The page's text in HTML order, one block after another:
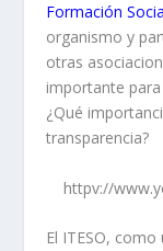
Formación
organismo y
otras
importante
¿Qué
transparencia?
httpv://
El ITESO,